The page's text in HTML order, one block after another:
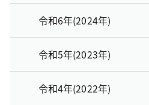
令和6年(2024年)
令和5年(2023年)
令和4年(2022年)